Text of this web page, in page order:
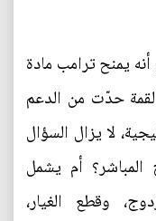
يمنح ترامب مادة
حدّت من الدعم
لا يزال السؤال
أم يشمل
وقطع الغيار،